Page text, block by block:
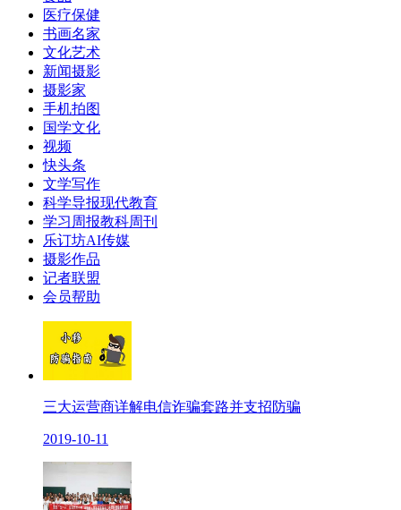
医疗保健
书画名家
文化艺术
新闻摄影
摄影家
手机拍图
国学文化
视频
快头条
文学写作
科学导报现代教育
学习周报教科周刊
乐订坊AI传媒
摄影作品
记者联盟
会员帮助
三大运营商详解电信诈骗套路并支招防骗
2019-10-11